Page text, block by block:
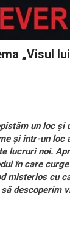
„Visul
un loc
și într-un loc
lucruri noi.
în care
misterios cu
descoperim